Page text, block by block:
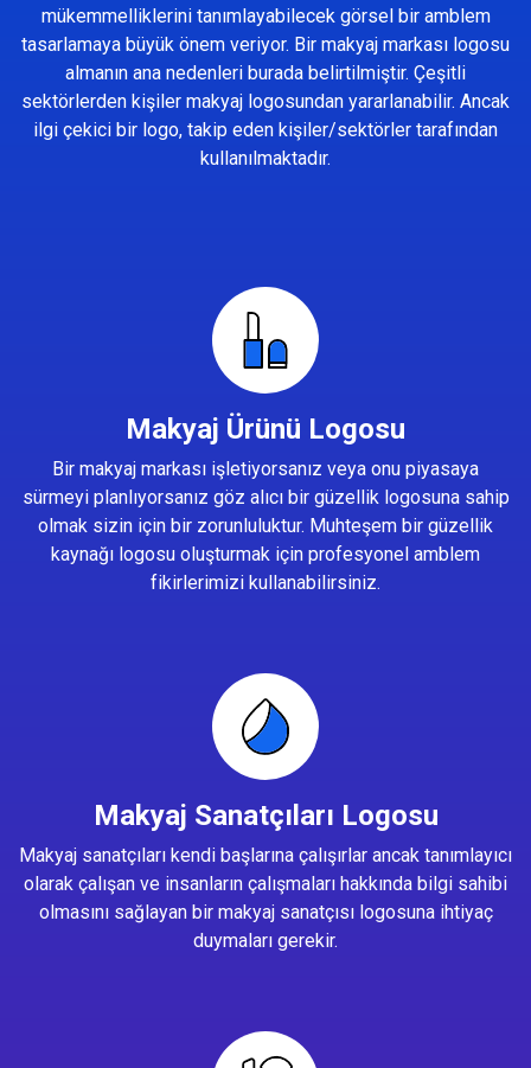
mükemmelliklerini tanımlayabilecek görsel bir amblem
tasarlamaya büyük önem veriyor. Bir makyaj markası logosu
almanın ana nedenleri burada belirtilmiştir. Çeşitli
sektörlerden kişiler makyaj logosundan yararlanabilir. Ancak
ilgi çekici bir logo, takip eden kişiler/sektörler tarafından
kullanılmaktadır.
Makyaj Ürünü Logosu
Bir makyaj markası işletiyorsanız veya onu piyasaya
sürmeyi planlıyorsanız göz alıcı bir güzellik logosuna sahip
olmak sizin için bir zorunluluktur. Muhteşem bir güzellik
kaynağı logosu oluşturmak için profesyonel amblem
fikirlerimizi kullanabilirsiniz.
Makyaj Sanatçıları Logosu
Makyaj sanatçıları kendi başlarına çalışırlar ancak tanımlayıcı
olarak çalışan ve insanların çalışmaları hakkında bilgi sahibi
olmasını sağlayan bir makyaj sanatçısı logosuna ihtiyaç
duymaları gerekir.